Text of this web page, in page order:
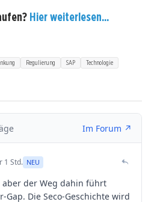
Hier weiterlesen...
Regulierung SAP Technologie